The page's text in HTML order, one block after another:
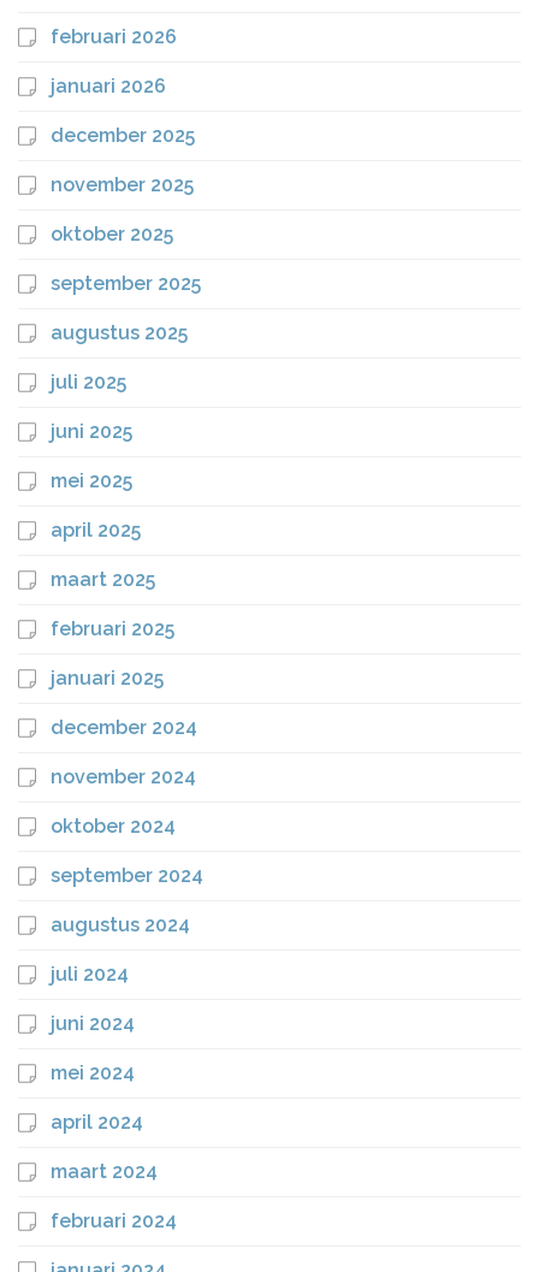
februari 2026
januari 2026
december 2025
november 2025
oktober 2025
september 2025
augustus 2025
juli 2025
juni 2025
mei 2025
april 2025
maart 2025
februari 2025
januari 2025
december 2024
november 2024
oktober 2024
september 2024
augustus 2024
juli 2024
juni 2024
mei 2024
april 2024
maart 2024
februari 2024